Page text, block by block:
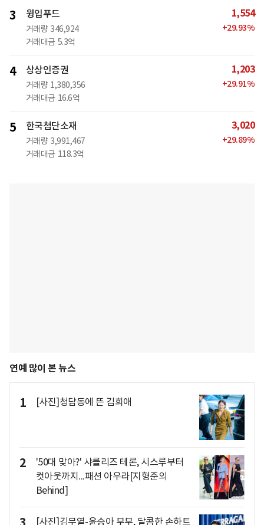
3 윙입푸드
거래량 346,924
거래대금 5.3억
1,554
+29.93%
4 상상인증권
거래량 1,380,356
거래대금 16.6억
1,203
+29.91%
5 한국첨단소재
거래량 3,991,467
거래대금 118.3억
3,020
+29.89%
연예 많이 본 뉴스
1 [사진]청담동에 뜬 김희애
2
'50대 맞아?' 샤를리즈 테론, 시스루부터
컷아웃까지...패션 아우라[지형준의
Behind]
[사진]김무열-윤승아 부부, 달콤한 손하트